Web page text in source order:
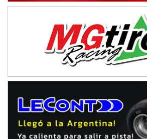
El Timbó (Tucumán)
COBERTURA ESPECIAL DE E-KART.COM.AR
IAME SERIES ARGENTINA 6
Baradero (Buenos Aires)
Ciudad de Trenque Lauquen (Asfalto)
Trenque Lauquen (Buenos Aires)